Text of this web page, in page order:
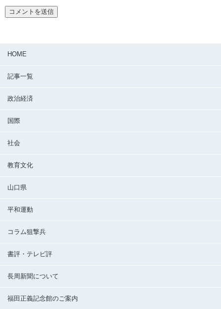
HOME
記事一覧
政治経済
国際
社会
教育文化
山口県
平和運動
コラム狙撃兵
書評・テレビ評
長周新聞について
福田正義記念館のご案内